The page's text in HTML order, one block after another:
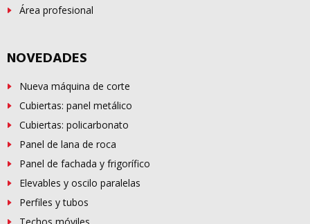
Área profesional
NOVEDADES
Nueva máquina de corte
Cubiertas: panel metálico
Cubiertas: policarbonato
Panel de lana de roca
Panel de fachada y frigorífico
Elevables y oscilo paralelas
Perfiles y tubos